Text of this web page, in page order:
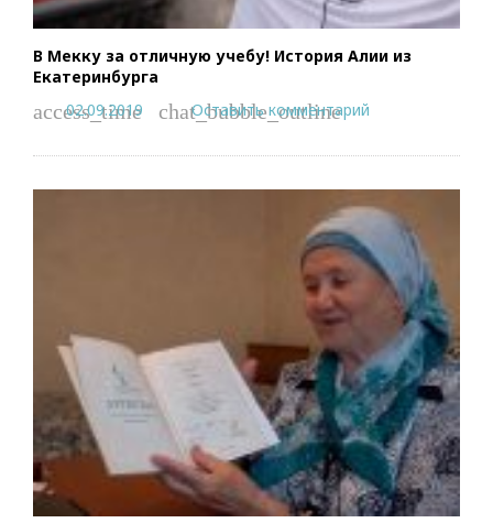
В Мекку за отличную учебу! История Алии из
Екатеринбурга
access_time
02.09.2019 chat_bubble_outline
Оставить комментарий